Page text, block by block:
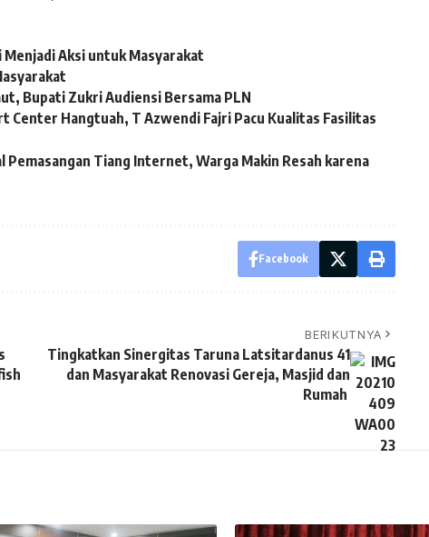
Aksi untuk Masyarakat
Bupati Zukri Audiensi Bersama PLN
Center Hangtuah, T Azwendi Fajri Pacu Kualitas Fasilitas
Pemasangan Tiang Internet, Warga Makin Resah karena
Facebook
BERIKUTNYA
Tingkatkan Sinergitas Taruna Latsitardanus 41
dan Masyarakat Renovasi Gereja, Masjid dan
Rumah